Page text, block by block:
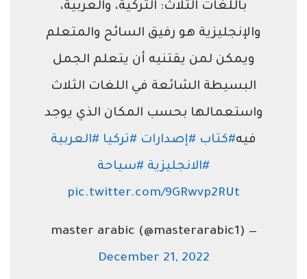
باللغات الثلاث: التركية، والعربية،
والإنجليزية هو رفيق السائح والمتعلم
ويمكن لمن يقتنيه أن يتعلم الجمل
البسيطة الشائعة في اللغات الثلاث
واستعمالها بحسب المكان الذي يوجد
فيه#كتاب #إصدارات #تركيا #العربية
#الانجليزية #سياحة
pic.twitter.com/9GRwvp2RUt
— master arabic (@masterarabic1)
December 21, 2022